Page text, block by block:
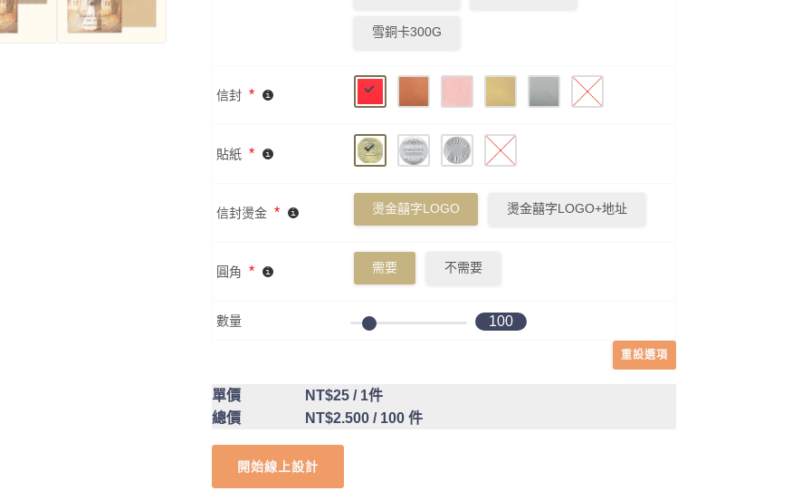
雪銅卡300G
信封 *
貼紙 *
信封燙金 * 燙金囍字LOGO 燙金囍字LOGO+地址
圓角 * 需要 不需要
數量 100
重設選項
單價 NT$25 / 1件
總價
NT$2.500 / 100 件
開始線上設計